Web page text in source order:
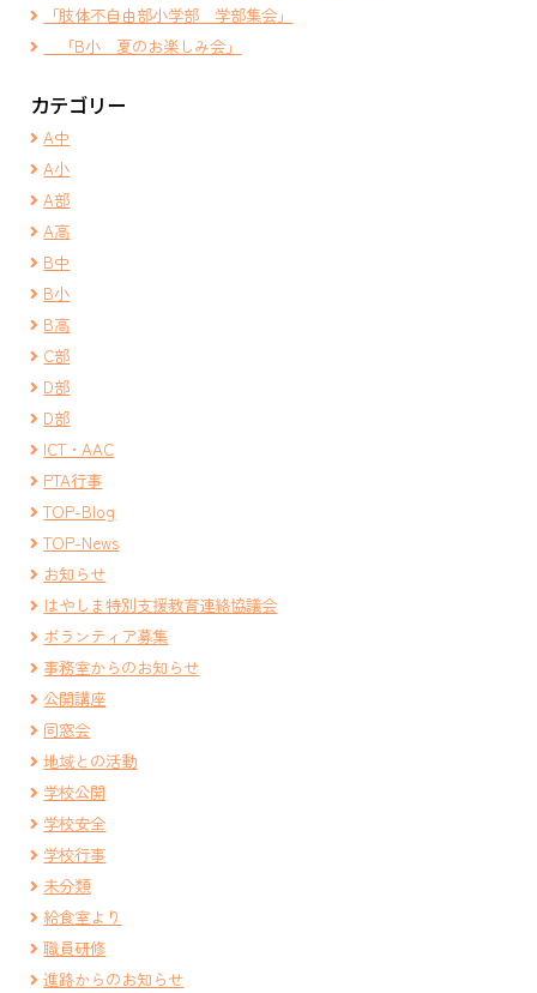
「肢体不自由部小学部 学部集会」
「B小 夏のお楽しみ会」
カテゴリー
A中
A小
A部
A高
B中
B小
B高
C部
D部
D部
ICT・AAC
PTA行事
TOP-Blog
TOP-News
お知らせ
はやしま特別支援教育連絡協議会
ボランティア募集
事務室からのお知らせ
公開講座
同窓会
地域との活動
学校公開
学校安全
学校行事
未分類
給食室より
職員研修
進路からのお知らせ